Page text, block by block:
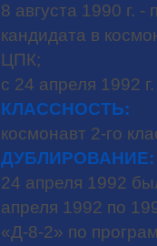
8 августа 1990 г.
кандидата в
ЦПК;
с 24 апреля 1992
КЛАССНОСТЬ:
космонавт 2-го
ДУБЛИРОВАНИЕ:
24 апреля 1992
апреля 1992 по
«Д-8-2» по